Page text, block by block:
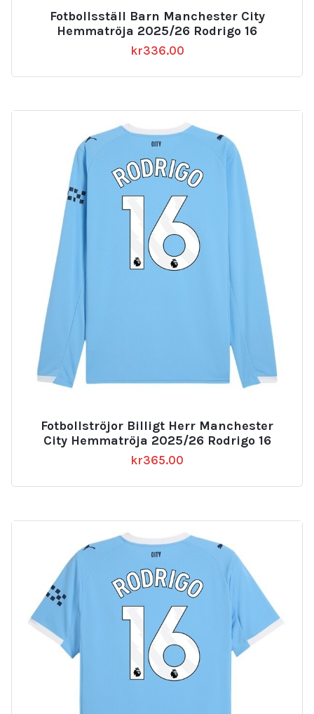
av 5
Fotbollsställ Barn Manchester City
Hemmatröja 2025/26 Rodrigo 16
kr336.00
Fotbollströjor Billigt Herr Manchester
City Hemmatröja 2025/26 Rodrigo 16
kr365.00